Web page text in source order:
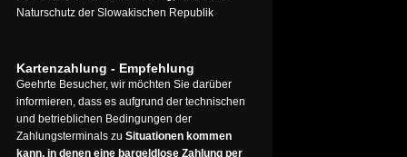
Naturschutz der Slowakischen Republik
Kartenzahlung - Empfehlung
Geehrte Besucher, wir möchten Sie darüber
informieren, dass es aufgrund der technischen
und betrieblichen Bedingungen der
Zahlungsterminals zu Situationen kommen
kann, in denen eine bargeldlose Zahlung per